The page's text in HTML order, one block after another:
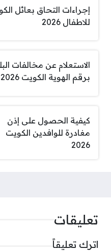
إجراءات التحاق بعائل
للاطفال 2026
الاستعلام عن مخالفات
برقم الهوية الكويت 2026
كيفية الحصول على إذن
مغادرة للوافدين الكويت
2026
تعليقات
اترك تعليقاً